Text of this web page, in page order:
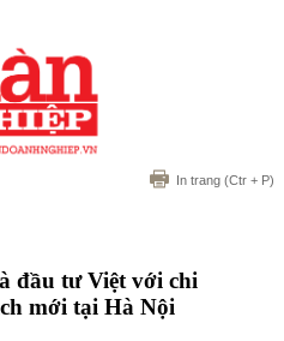
In trang (Ctr + P)
đầu tư Việt với chi
mới tại Hà Nội